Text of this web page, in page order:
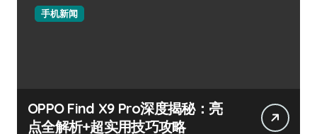
手机新闻
OPPO Find X9 Pro深度揭秘：亮
点全解析+超实用技巧攻略